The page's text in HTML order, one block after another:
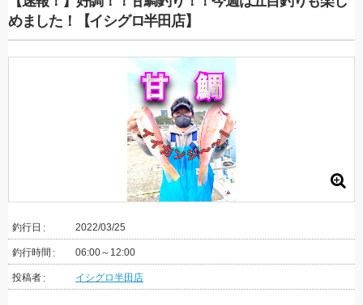
めました！【イシグロ半田店】
釣行日 2022/03/25
釣行時間 06:00～12:00
投稿者 イシグロ半田店